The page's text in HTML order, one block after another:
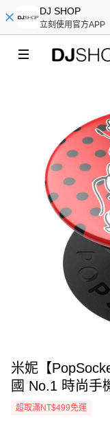
DJ SHOP
立刻使用官方APP
米妮【
國 No.1 時尚手
超取滿NT$499免運